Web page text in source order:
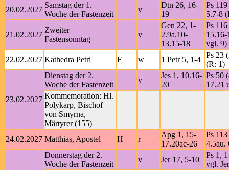
20.02.2027
Samstag der 1.
Woche der Fastenzeit
v
Dtn 26, 16-
19
Ps
5.7-8
21.02.2027
Zweiter
Fastensonntag
v
Gen 22, 1-
2.9a.10-
13.15-18
Ps
vgl. 9)
22.02.2027 Kathedra Petri F w 1 Petr 5, 1-4
Ps 23
(R: 1)
23.02.2027
Dienstag der 2.
Woche der Fastenzeit
v
Jes 1, 10.16-
20
Ps 50
17.21
Kommemoration: Hl.
Polykarp, Bischof
von Smyrna,
Märtyrer (155)
24.02.2027 Matthias, Apostel H r
Apg 1, 15-
17.20ac-26
Ps
4.5au.
Donnerstag der 2.
Woche der Fastenzeit
v Jer 17, 5-10
Ps 1,
vgl.